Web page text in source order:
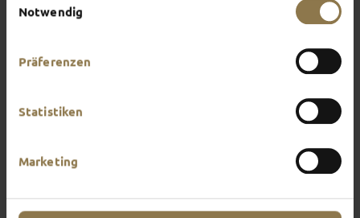
Notwendig
Präferenzen
Statistiken
Marketing